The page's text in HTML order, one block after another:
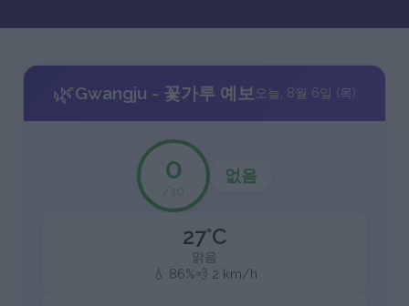
🌿Gwangju - 꽃가루 예보 오늘, 8월 6일 (목)
0
/10
없음
27°C
맑음
💧 86%💨 2 km/h